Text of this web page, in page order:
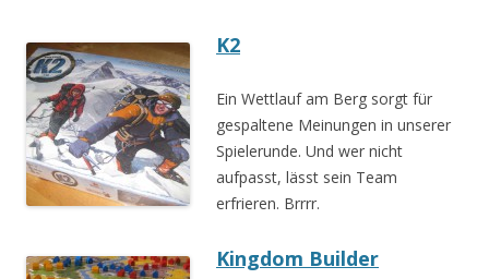
K2
Ein Wettlauf am Berg sorgt für
gespaltene Meinungen in unserer
Spielerunde. Und wer nicht
aufpasst, lässt sein Team
erfrieren. Brrrr.
Kingdom Builder